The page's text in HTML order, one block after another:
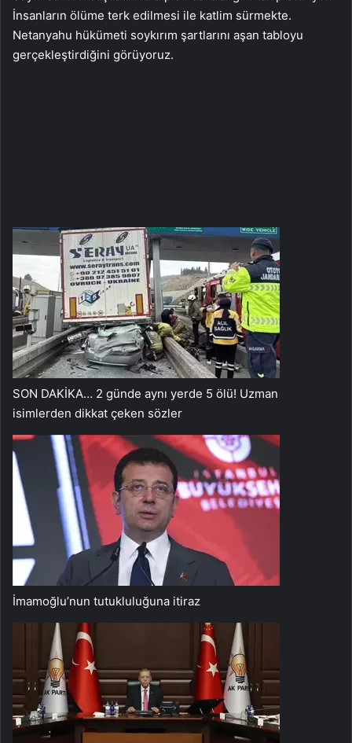
İnsanların ölüme terk edilmesi ile katlim sürmekte.
Netanyahu hükümeti soykırım şartlarını aşan tabloyu
gerçekleştirdiğini görüyoruz.
SON DAKİKA… 2 günde aynı yerde 5 ölü! Uzman
isimlerden dikkat çeken sözler
İmamoğlu’nun tutukluluğuna itiraz